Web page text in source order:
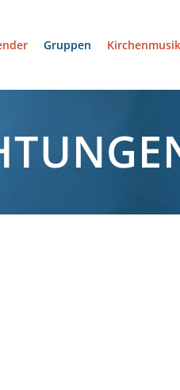
Gruppen Kirchenmusik